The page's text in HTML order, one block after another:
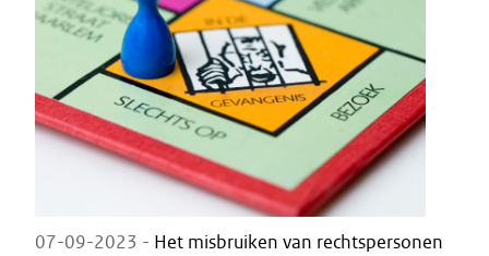
07-09-2023 - Het misbruiken van rechtspersonen